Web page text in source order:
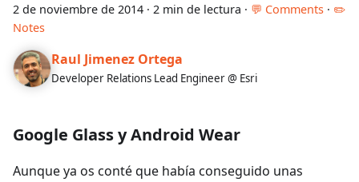
2 de noviembre de 2014 · 2 min de lectura · 💬 Comments · ✏️
Notes
Raul Jimenez Ortega
Developer Relations Lead Engineer @ Esri
Google Glass y Android Wear
Aunque ya os conté que había conseguido unas